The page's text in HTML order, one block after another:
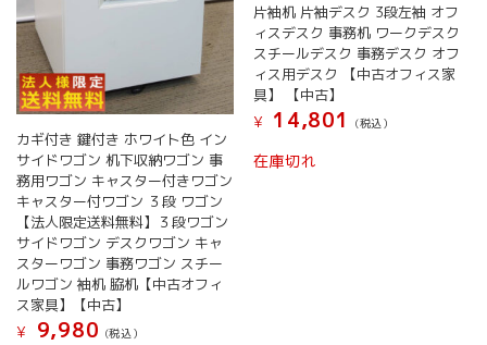
カギ付き 鍵付き ホワイト色 イン
サイドワゴン 机下収納ワゴン 事
務用ワゴン キャスター付きワゴン
キャスター付ワゴン ３段 ワゴン
【法人限定送料無料】３段ワゴン
サイドワゴン デスクワゴン キャ
スターワゴン 事務ワゴン スチー
ルワゴン 袖机 脇机【中古オフィ
ス家具】【中古】
¥
9,980 (税込）
片袖机 片袖デスク 3段左袖 オフ
ィスデスク 事務机 ワークデスク
スチールデスク 事務デスク オフ
ィス用デスク 【中古オフィス家
具】 【中古】
¥
14,801 (税込）
在庫切れ